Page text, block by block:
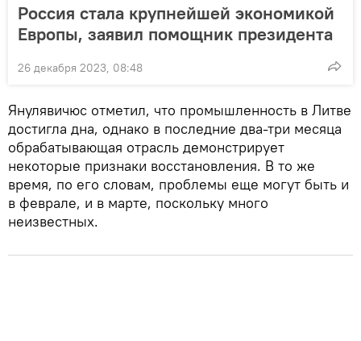
Россия стала крупнейшей экономикой
Европы, заявил помощник президента
26 декабря 2023, 08:48
Янулявичюс отметил, что промышленность в Литве
достигла дна, однако в последние два-три месяца
обрабатывающая отрасль демонстрирует
некоторые признаки восстановления. В то же
время, по его словам, проблемы еще могут быть и
в феврале, и в марте, поскольку много
неизвестных.